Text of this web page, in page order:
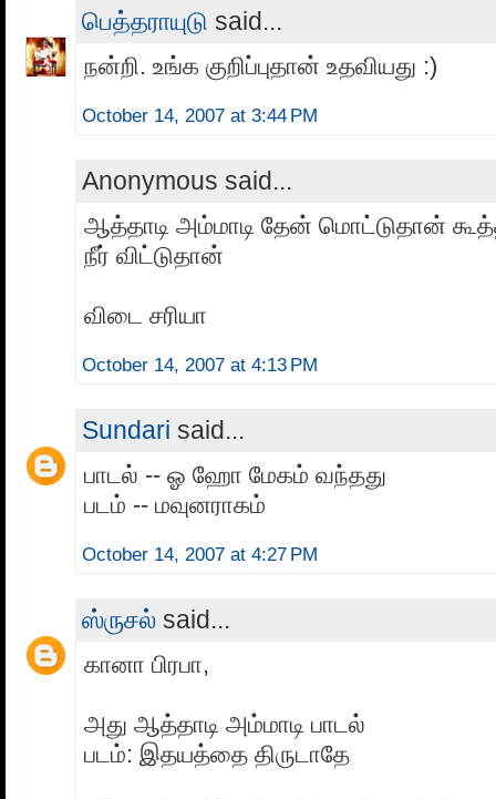
பெத்தராயுடு said...
நன்றி. உங்க குறிப்புதான் உதவியது :)
October 14, 2007 at 3:44 PM
Anonymous said...
ஆத்தாடி அம்மாடி தேன் மொட்டுதான்
நீர் விட்டுதான்
விடை சரியா
October 14, 2007 at 4:13 PM
Sundari said...
பாடல் -- ஓ ஹோ மேகம் வந்தது
படம் -- மவுனராகம்
October 14, 2007 at 4:27 PM
ஸ்ருசல் said...
கானா பிரபா,
அது ஆத்தாடி அம்மாடி பாடல்
படம்: இதயத்தை திருடாதே